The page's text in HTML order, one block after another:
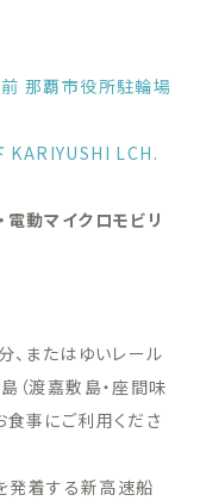
那覇市役所駐輪場
KARIYUSHI LCH.
電動マイクロモビリ
、またはゆいレール
（渡嘉敷島・座間味
食事にご利用くださ
発着する新高速船